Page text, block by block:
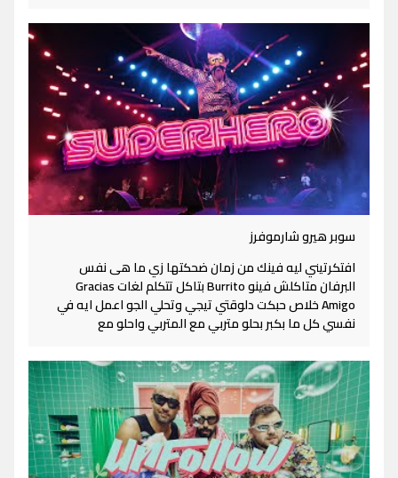
سوبر هيرو شارموفرز
افتكرتيني ليه فينك من زمان ضحكتها زي ما هى نفس
البرفان متاكلش فينو Burrito بتاكل تتكلم لغات Gracias
Amigo خلاص حبكت دلوقتي تيجي وتحلي الجو اعمل ايه في
نفسي كل ما بكبر بحلو متربي مع المتربي واحلو مع